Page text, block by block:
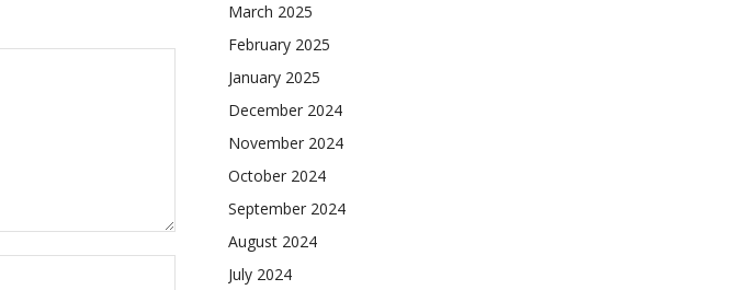
March 2025
February 2025
January 2025
December 2024
November 2024
October 2024
September 2024
August 2024
July 2024